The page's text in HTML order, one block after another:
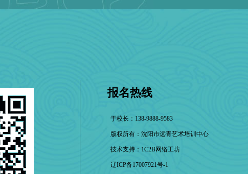
报名热线
于校长：138-9888-9583
版权所有：沈阳市远青艺术培训中心
技术支持： 1C2B网络工坊
辽ICP备17007921号-1